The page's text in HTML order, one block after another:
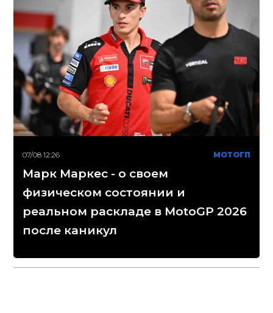
07/08 12:26 МОТОГП
Марк Маркес - о своем
физическом состоянии и
реальном раскладе в MotoGP 2026
после каникул